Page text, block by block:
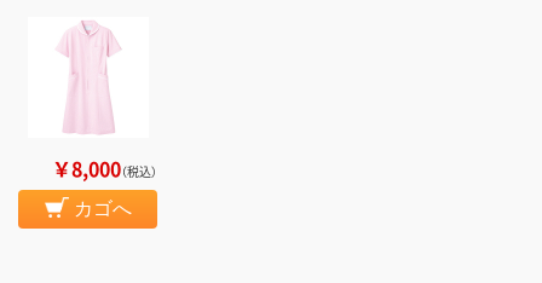
￥8,000（税込）
カゴへ